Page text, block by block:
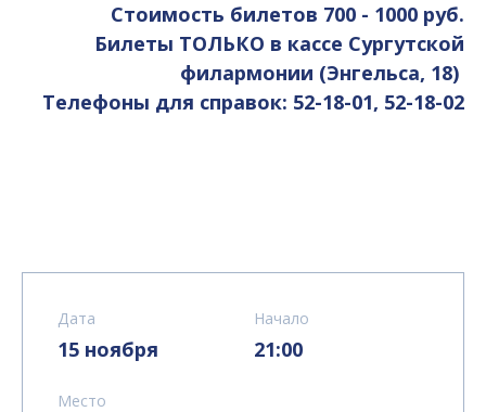
Стоимость билетов 700 - 1000 руб.
Билеты ТОЛЬКО в кассе Сургутской
филармонии (Энгельса, 18)
Телефоны для справок: 52-18-01, 52-18-02
Дата
15 ноября
Начало
21:00
Место